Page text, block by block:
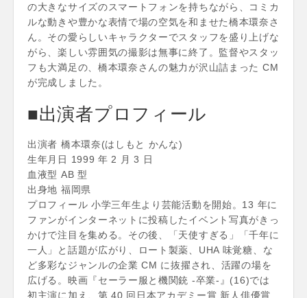
の大きなサイズのスマートフォンを持ちながら、コミカ
ルな動きや豊かな表情で場の空気を和ませた橋本環奈さ
ん。その愛らしいキャラクターでスタッフを盛り上げな
がら、楽しい雰囲気の撮影は無事に終了。監督やスタッ
フも大満足の、橋本環奈さんの魅力が沢山詰まった CM
が完成しました。
■出演者プロフィール
出演者 橋本環奈(はしもと かんな)
生年月日 1999 年 2 月 3 日
血液型 AB 型
出身地 福岡県
プロフィール 小学三年生より芸能活動を開始。13 年に
ファンがインターネットに投稿したイベント写真がきっ
かけで注目を集める。その後、「天使すぎる」「千年に
一人」と話題が広がり、ロート製薬、UHA 味覚糖、な
ど多彩なジャンルの企業 CM に抜擢され、活躍の場を
広げる。映画『セーラー服と機関銃 -卒業-』(16)では
初主演に加え、第 40 回日本アカデミー賞 新人俳優賞